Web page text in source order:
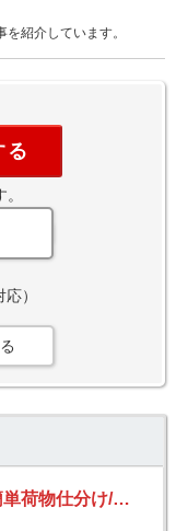
紹介しています。
る
）
【夕方から】16時～19時/週2日～/簡単荷物仕分け/短時間/日払い可(規定有)/副業歓迎